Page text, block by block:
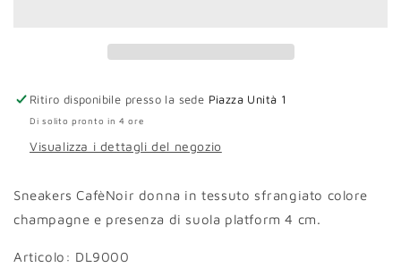
champagnechampagne
Ritiro disponibile presso la sede Piazza Unità 1
Di solito pronto in 4 ore
Visualizza i dettagli del negozio
Sneakers CafèNoir donna in tessuto sfrangiato colore
champagne e presenza di suola platform 4 cm.
Articolo: DL9000